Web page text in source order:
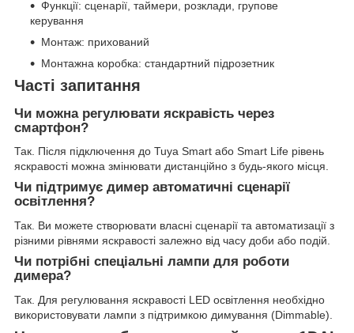
Функції: сценарії, таймери, розклади, групове
керування
Монтаж: прихований
Монтажна коробка: стандартний підрозетник
Часті запитання
Чи можна регулювати яскравість через
смартфон?
Так. Після підключення до Tuya Smart або Smart Life рівень
яскравості можна змінювати дистанційно з будь-якого місця.
Чи підтримує димер автоматичні сценарії
освітлення?
Так. Ви можете створювати власні сценарії та автоматизації з
різними рівнями яскравості залежно від часу доби або подій.
Чи потрібні спеціальні лампи для роботи
димера?
Так. Для регулювання яскравості LED освітлення необхідно
використовувати лампи з підтримкою димування (Dimmable).